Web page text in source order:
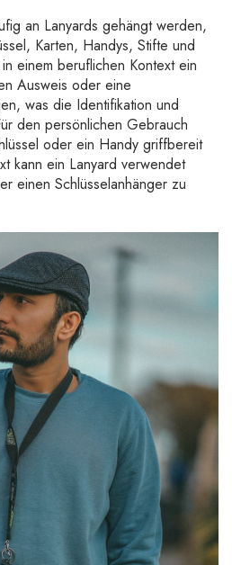
an Lanyards gehängt werden,
Karten, Handys, Stifte und
einem beruflichen Kontext ein
Ausweis oder eine
was die Identifikation und
den persönlichen Gebrauch
oder ein Handy griffbereit
kann ein Lanyard verwendet
einen Schlüsselanhänger zu